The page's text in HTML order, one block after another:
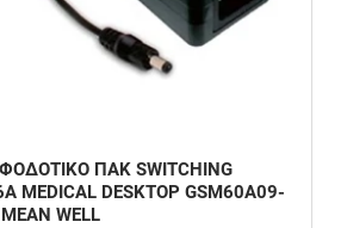
ΠΑΚ SWITCHING
MEDICAL DESKTOP GSM60A09-
WELL